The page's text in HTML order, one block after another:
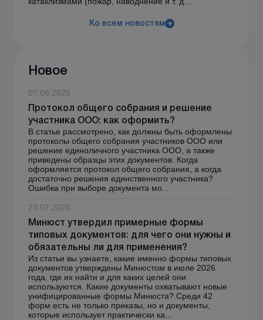
Ко всем новостям
Новое
07.08.2026
Протокол общего собрания и решение
участника ООО: как оформить?
В статье рассмотрено, как должны быть оформлены
протоколы общего собрания участников ООО или
решение единоличного участника ООО, а также
приведены образцы этих документов. Когда
оформляется протокол общего собрания, а когда
достаточно решения единственного участника?
Ошибка при выборе документа мо...
23.07.2026
Минюст утвердил примерные формы
типовых документов: для чего они нужны и
обязательны ли для применения?
Из статьи вы узнаете, какие именно формы типовых
документов утверждены Минюстом в июле 2026
года, где их найти и для каких целей они
используются. Какие документы охватывают новые
унифицированные формы Минюста? Среди 42
форм есть не только приказы, но и документы,
которые использует практически ка...